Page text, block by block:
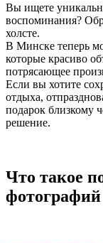
Вы ищете
воспоминания?
холсте.
В Минске теперь
которые красиво
потрясающее
Если вы хотите
отдыха,
подарок близкому
решение.
Что такое
фотографий